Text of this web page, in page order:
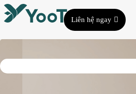
Liên hệ ngay